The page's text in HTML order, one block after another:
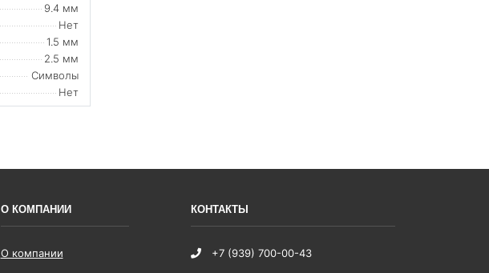
9.4 мм
Нет
1.5 мм
2.5 мм
Символы
Нет
О КОМПАНИИ
О компании
КОНТАКТЫ
+7 (939) 700-00-43